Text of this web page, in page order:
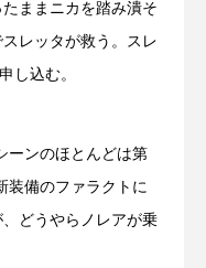
ままニカを踏み潰そ
レッタが救う。スレ
し込む。
ーンのほとんどは第
装備のファラクトに
どうやらノレアが乗